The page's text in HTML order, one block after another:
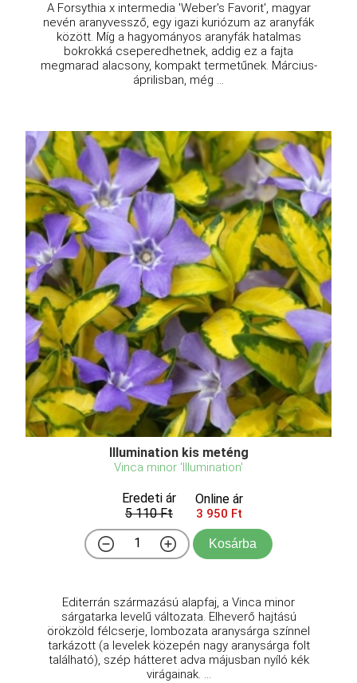
A Forsythia x intermedia 'Weber's Favorit', magyar
nevén aranyvessző, egy igazi kuriózum az aranyfák
között. Míg a hagyományos aranyfák hatalmas
bokrokká cseperedhetnek, addig ez a fajta
megmarad alacsony, kompakt termetűnek. Március-
áprilisban, még ...
Illumination kis meténg
Vinca minor 'Illumination'
Eredeti ár
5 110 Ft
Online ár
3 950 Ft
Kosárba
Editerrán származású alapfaj, a Vinca minor
sárgatarka levelű változata. Elheverő hajtású
örökzöld félcserje, lombozata aranysárga színnel
tarkázott (a levelek közepén nagy aranysárga folt
található), szép hátteret adva májusban nyíló kék
virágainak. ...